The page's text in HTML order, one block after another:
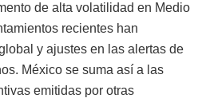
de alta volatilidad en Medio
recientes han
y ajustes en las alertas de
México se suma así a las
emitidas por otras